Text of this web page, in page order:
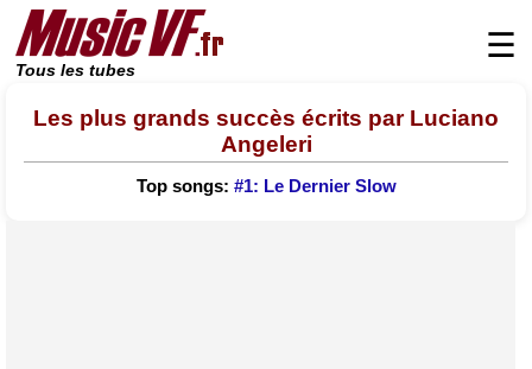
Tous les tubes
☰
Les plus grands succès écrits par Luciano
Angeleri
Top songs: #1: Le Dernier Slow